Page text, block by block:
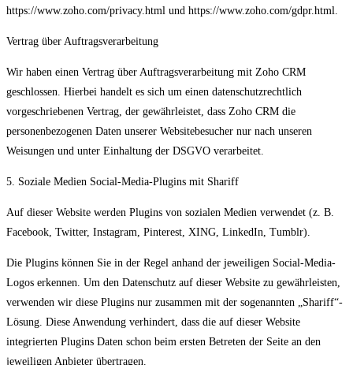
https://www.zoho.com/privacy.html und https://www.zoho.com/gdpr.html.
Vertrag über Auftragsverarbeitung
Wir haben einen Vertrag über Auftragsverarbeitung mit Zoho CRM
geschlossen. Hierbei handelt es sich um einen datenschutzrechtlich
vorgeschriebenen Vertrag, der gewährleistet, dass Zoho CRM die
personenbezogenen Daten unserer Websitebesucher nur nach unseren
Weisungen und unter Einhaltung der DSGVO verarbeitet.
5. Soziale Medien Social-Media-Plugins mit Shariff
Auf dieser Website werden Plugins von sozialen Medien verwendet (z. B.
Facebook, Twitter, Instagram, Pinterest, XING, LinkedIn, Tumblr).
Die Plugins können Sie in der Regel anhand der jeweiligen Social-Media-
Logos erkennen. Um den Datenschutz auf dieser Website zu gewährleisten,
verwenden wir diese Plugins nur zusammen mit der sogenannten „Shariff“-
Lösung. Diese Anwendung verhindert, dass die auf dieser Website
integrierten Plugins Daten schon beim ersten Betreten der Seite an den
jeweiligen Anbieter übertragen.